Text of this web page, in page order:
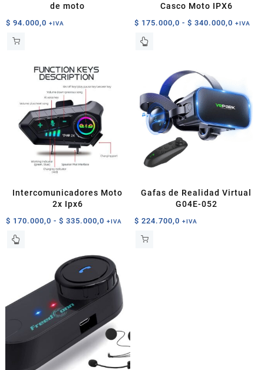
de moto
$ 94.000,0 +IVA
Casco Moto IPX6
$ 175.000,0 - $ 340.000,0 Rango
$
+IVA
Este
variantes.
Las
opciones
pueden
elegir
Intercomunicadores Moto
2x Ipx6
$ 170.000,0 - $ 335.000,0 Rango
desde
$ 170.000,0
hasta
$ 335.000,0
+IVA
Este
variantes.
Las
opciones
Gafas de Realidad Virtual
G04E-052
$ 224.700,0 +IVA